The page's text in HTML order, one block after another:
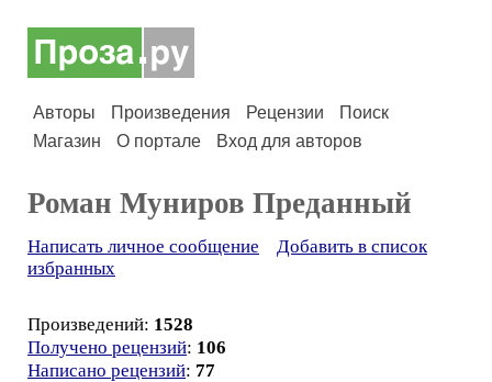
Авторы Произведения Рецензии
Поиск
Магазин
О портале Вход для авторов
Роман Муниров Преданный
Написать личное сообщение
Добавить в список
избранных
Произведений: 1528
Получено рецензий: 106
Написано рецензий: 77